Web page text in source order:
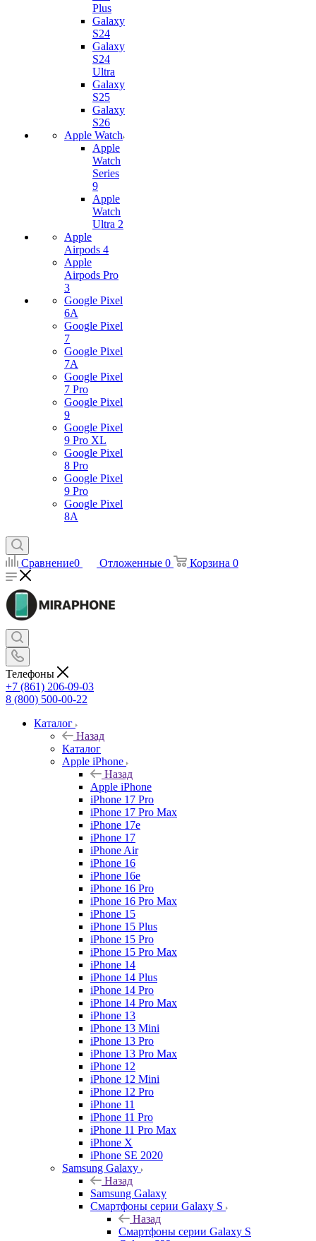
Plus
Galaxy
S24
Galaxy
S24
Ultra
Galaxy
S25
Galaxy
S26
Apple Watch
Apple
Watch
Series
9
Apple
Watch
Ultra 2
Apple
Airpods 4
Apple
Airpods Pro
3
Google Pixel
6A
Google Pixel
7
Google Pixel
7А
Google Pixel
7 Pro
Google Pixel
9
Google Pixel
9 Pro XL
Google Pixel
8 Pro
Google Pixel
9 Pro
Google Pixel
8A
Сравнение0 Отложенные 0 Корзина 0
Телефоны
+7 (861) 206-09-03
8 (800) 500-00-22
Каталог
Назад
Каталог
Apple iPhone
Назад
Apple iPhone
iPhone 17 Pro
iPhone 17 Pro Max
iPhone 17e
iPhone 17
iPhone Air
iPhone 16
iPhone 16e
iPhone 16 Pro
iPhone 16 Pro Max
iPhone 15
iPhone 15 Plus
iPhone 15 Pro
iPhone 15 Pro Max
iPhone 14
iPhone 14 Plus
iPhone 14 Pro
iPhone 14 Pro Max
iPhone 13
iPhone 13 Mini
iPhone 13 Pro
iPhone 13 Pro Max
iPhone 12
iPhone 12 Mini
iPhone 12 Pro
iPhone 11
iPhone 11 Pro
iPhone 11 Pro Max
iPhone X
iPhone SE 2020
Samsung Galaxy
Назад
Samsung Galaxy
Смартфоны серии Galaxy S
Назад
Смартфоны серии Galaxy S